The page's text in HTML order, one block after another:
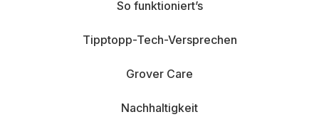
So funktioniert’s
Tipptopp-Tech-Versprechen
Grover Care
Nachhaltigkeit